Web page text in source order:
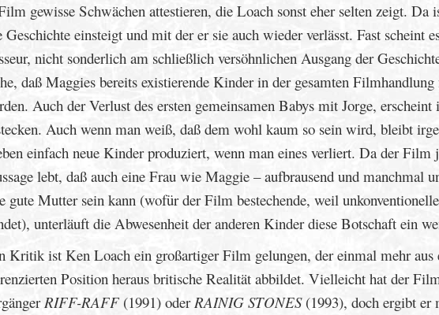
gewisse Schwächen attestieren, die Loach sonst eher selten zeigt. Da
einsteigt und mit der er sie auch wieder verlässt. Fast scheint
nicht sonderlich am schließlich versöhnlichen Ausgang der
daß Maggies bereits existierende Kinder in der gesamten
Auch der Verlust des ersten gemeinsamen Babys mit Jorge,
Auch wenn man weiß, daß dem wohl kaum so sein wird, bleibt
einfach neue Kinder produziert, wenn man eines verliert. Da der Film
lebt, daß auch eine Frau wie Maggie – aufbrausend und manchmal
gute Mutter sein kann (wofür der Film bestechende, weil
unterläuft die Abwesenheit der anderen Kinder diese Botschaft ein
Kritik ist Ken Loach ein großartiger Film gelungen, der einmal mehr aus
Position heraus britische Realität abbildet. Vielleicht hat der
RIFF-RAFF (1991) oderRAINIG STONES(1993), doch ergibt er